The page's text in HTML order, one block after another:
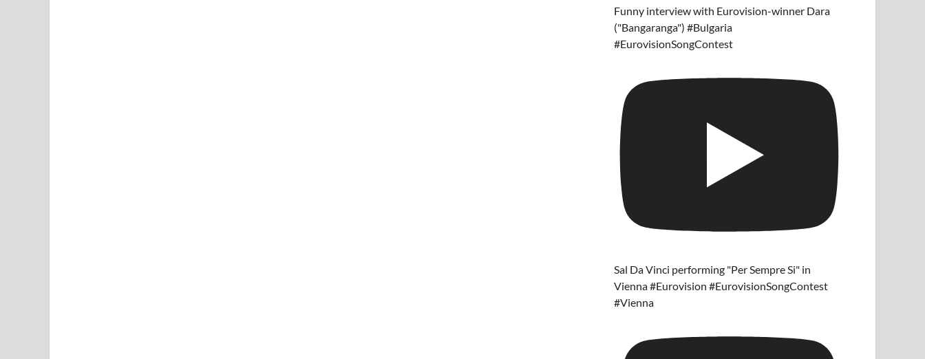
Funny interview with Eurovision-winner Dara
("Bangaranga") #Bulgaria
#EurovisionSongContest
Sal Da Vinci performing "Per Sempre Si" in
Vienna #Eurovision #EurovisionSongContest
#Vienna